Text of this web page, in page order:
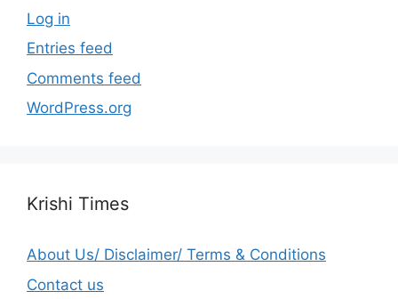
Log in
Entries feed
Comments feed
WordPress.org
Krishi Times
About Us/ Disclaimer/ Terms & Conditions
Contact us